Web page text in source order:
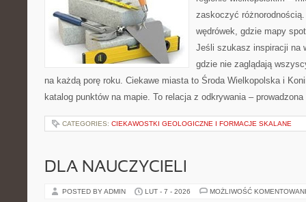
zaskoczyć
wędrówek, gdzie mapy
Jeśli szukasz inspiracji na
gdzie nie zaglądają
na każdą porę roku. Ciekawe miasta to Środa Wielkopolska i
katalog punktów na mapie. To relacja z odkrywania –
CATEGORIES: CIEKAWOSTKI GEOLOGICZNE I FORMACJE SKALANE
DLA NAUCZYCIELI
POSTED BY ADMIN LUT - 7 - 2026 MOŻLIWOŚĆ